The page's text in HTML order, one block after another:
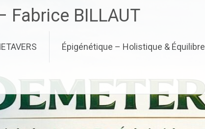
Fabrice BILLAUT
Épigénétique – Holistique & Équilibre